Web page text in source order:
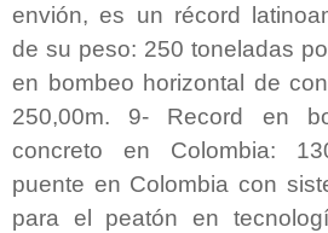
envión, es un récord
de su peso: 250 toneladas
en bombeo horizontal de
250,00m. 9- Record en
concreto en Colombia:
puente en Colombia con
para el peatón en